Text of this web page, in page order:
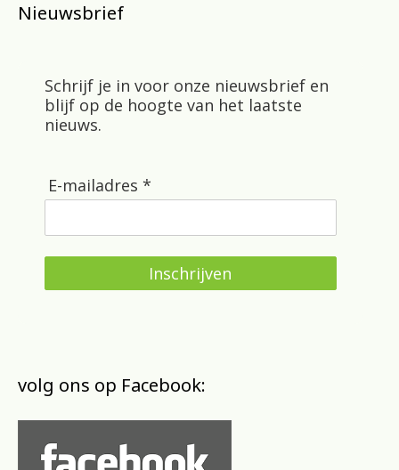
Nieuwsbrief
Schrijf je in voor onze nieuwsbrief en
blijf op de hoogte van het laatste
nieuws.
E-mailadres *
Inschrijven
volg ons op Facebook: